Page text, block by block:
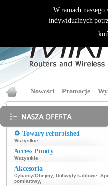
Nowości Promocje
♻️ Towary refurbished
Wszystkie
Access Pointy
Wszystkie
Akcesoria
Cybanty/Obejmy, Uchwyty kablowe
pomiarowy,
W ramach
indywidualnych